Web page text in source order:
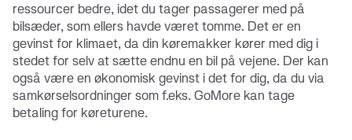
ressourcer bedre, idet du tager passagerer med på
bilsæder, som ellers havde været tomme. Det er en
gevinst for klimaet, da din køremakker kører med dig i
stedet for selv at sætte endnu en bil på vejene. Der kan
også være en økonomisk gevinst i det for dig, da du via
samkørselsordninger som f.eks. GoMore kan tage
betaling for køreturene.